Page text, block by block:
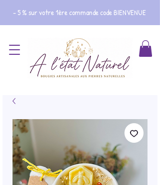
- 5 % sur votre 1ère commande code BIENVENUE